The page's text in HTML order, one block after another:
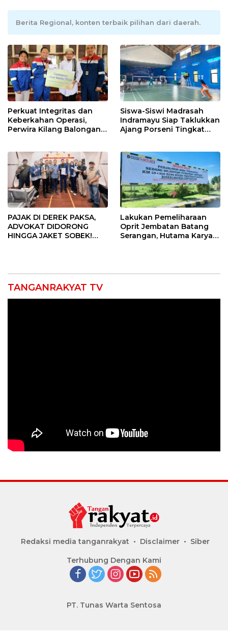
Berita Regional, konten terbaik pilihan dari daerah.
Perkuat Integritas dan
Keberkahan Operasi,
Perwira Kilang Balongan
Siswa-Siswi Madrasah
Indramayu Siap Taklukkan
Ajang Porseni Tingkat
PAJAK DI DEREK PAKSA,
ADVOKAT DIDORONG
HINGGA JAKET SOBEK!
Lakukan Pemeliharaan
Oprit Jembatan Batang
Serangan, Hutama Karya
TANGANRAKYAT TV
Redaksi media tanganrakyat Disclaimer Siber
Terhubung Dengan Kami
PT. Tunas Warta Sentosa